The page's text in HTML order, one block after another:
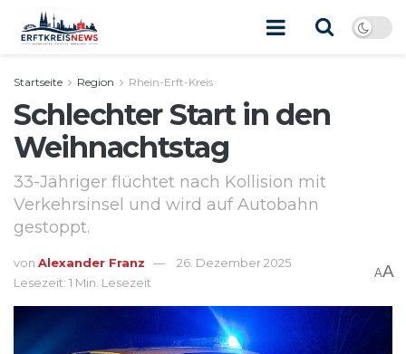
Startseite Region Rhein-Erft-Kreis
Schlechter Start in den
Weihnachtstag
33-Jähriger flüchtet nach Kollision mit
Verkehrsinsel und wird auf Autobahn
gestoppt.
von Alexander Franz
26. Dezember 2025
Lesezeit: 1 Min. Lesezeit
AA